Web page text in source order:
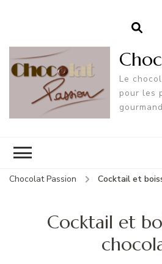
Le
pour les
Chocolat Passion Cocktail et
Cocktail et